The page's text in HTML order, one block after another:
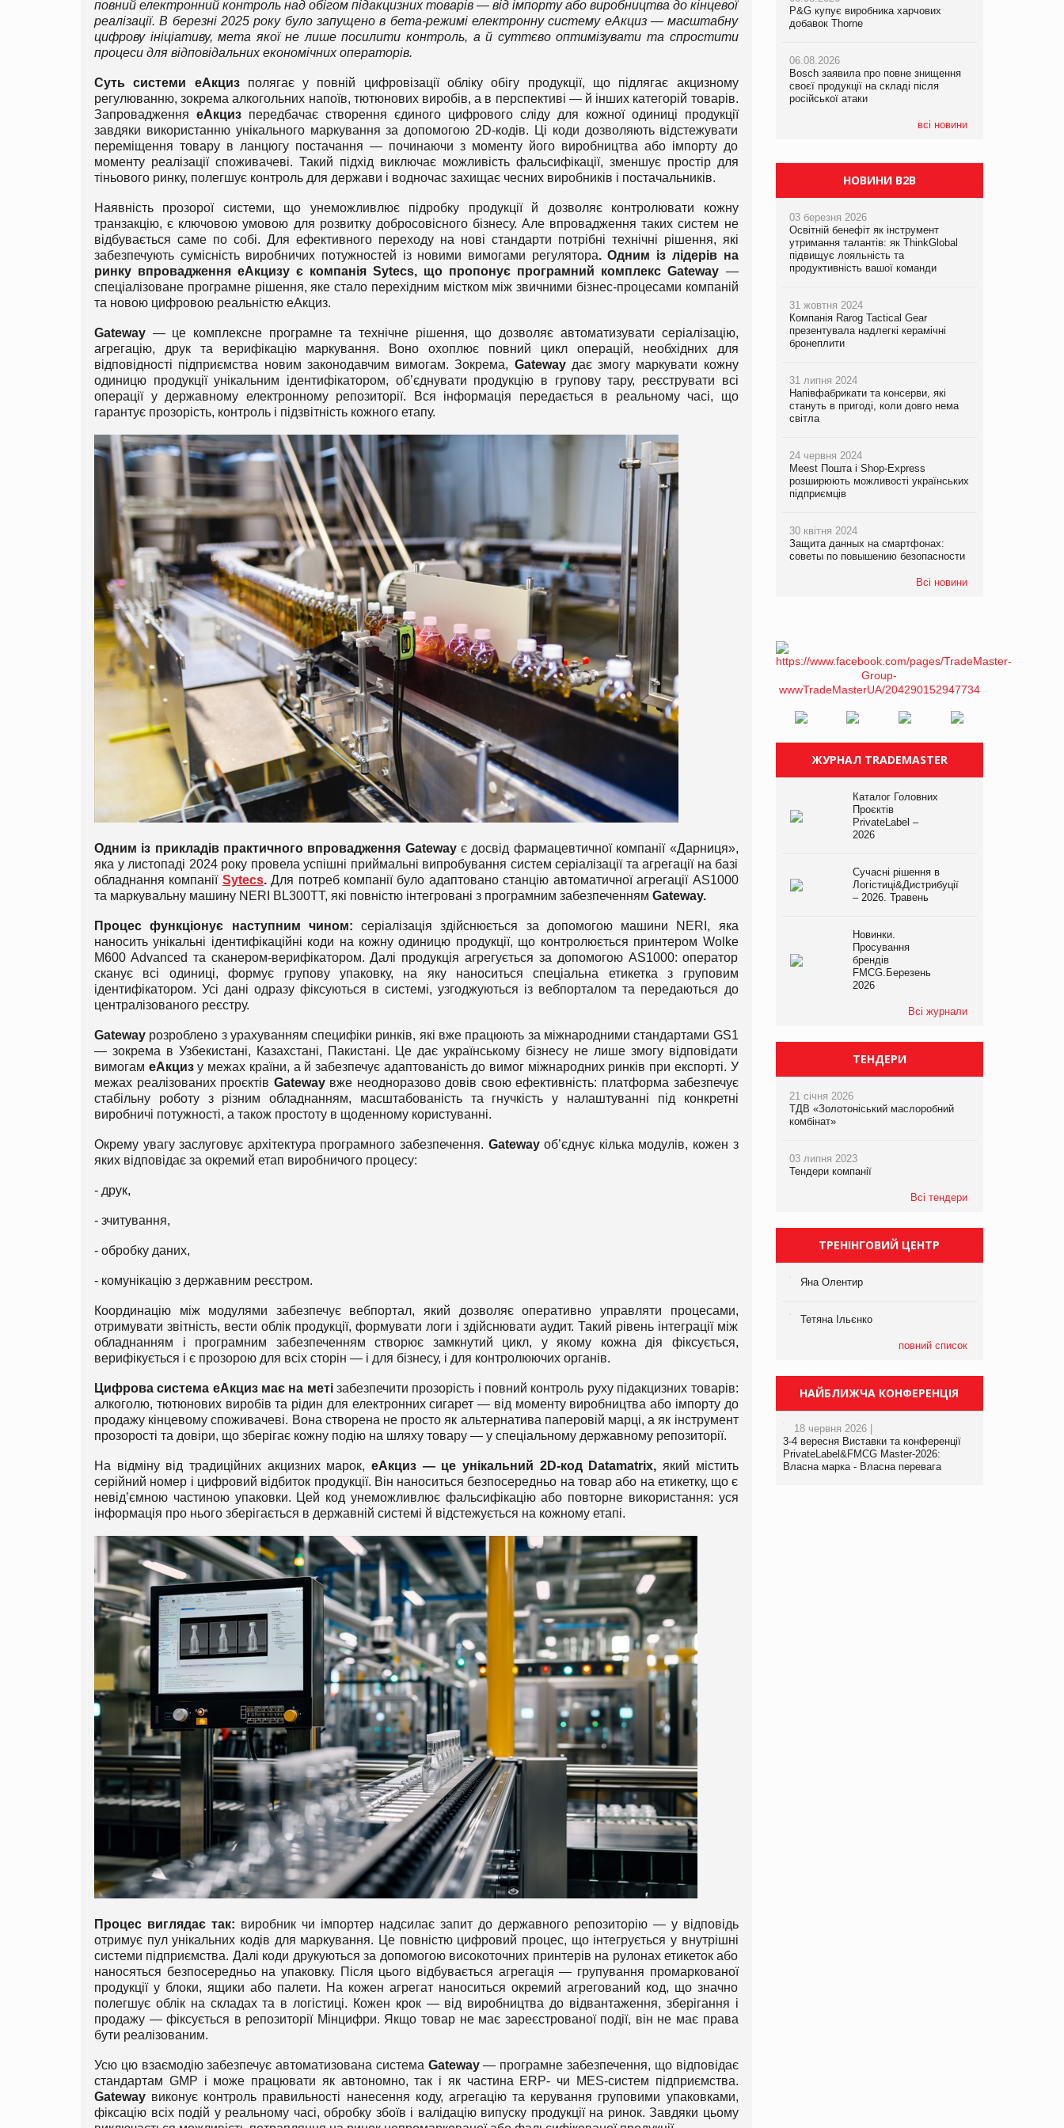
повний електронний контроль над обігом підакцизних товарів — від імпорту або виробництва до кінцевої
реалізації. В березні 2025 року було запущено в бета-режимі електронну систему еАкциз — масштабну
цифрову ініціативу, мета якої не лише посилити контроль, а й суттєво оптимізувати та спростити
процеси для відповідальних економічних операторів.
Суть системи еАкцизполягає у повній цифровізації обліку обігу продукції, що підлягає акцизному
регулюванню, зокрема алкогольних напоїв, тютюнових виробів, а в перспективі — й інших категорій товарів.
Запровадження еАкцизпередбачає створення єдиного цифрового сліду для кожної одиниці продукції
завдяки використанню унікального маркування за допомогою 2D-кодів. Ці коди дозволяють відстежувати
переміщення товару в ланцюгу постачання — починаючи з моменту його виробництва або імпорту до
моменту реалізації споживачеві. Такий підхід виключає можливість фальсифікації, зменшує простір для
тіньового ринку, полегшує контроль для держави і водночас захищає чесних виробників і постачальників.
Наявність прозорої системи, що унеможливлює підробку продукції й дозволяє контролювати кожну
транзакцію, є ключовою умовою для розвитку добросовісного бізнесу. Але впровадження таких систем не
відбувається саме по собі. Для ефективного переходу на нові стандарти потрібні технічні рішення, які
забезпечують сумісність виробничих потужностей із новими вимогами регулятора. Одним із лідерів на
ринку впровадження еАкцизу є компанія Sytecs, що пропонує програмний комплекс Gateway —
спеціалізоване програмне рішення, яке стало перехідним містком між звичними бізнес-процесами компаній
та новою цифровою реальністю еАкциз.
Gateway — це комплексне програмне та технічне рішення, що дозволяє автоматизувати серіалізацію,
агрегацію, друк та верифікацію маркування. Воно охоплює повний цикл операцій, необхідних для
відповідності підприємства новим законодавчим вимогам. Зокрема, Gatewayдає змогу маркувати кожну
одиницю продукції унікальним ідентифікатором, об’єднувати продукцію в групову тару, реєструвати всі
операції у державному електронному репозиторії. Вся інформація передається в реальному часі, що
гарантує прозорість, контроль і підзвітність кожного етапу.
Одним із прикладів практичного впровадження Gatewayє досвід фармацевтичної компанії «Дарниця»,
яка у листопаді 2024 року провела успішні приймальні випробування систем серіалізації та агрегації на базі
обладнання компанії Sytecs.Для потреб компанії було адаптовано станцію автоматичної агрегації AS1000
та маркувальну машину NERI BL300TT, які повністю інтегровані з програмним забезпеченням Gateway.
Процес функціонує наступним чином: серіалізація здійснюється за допомогою машини NERI, яка
наносить унікальні ідентифікаційні коди на кожну одиницю продукції, що контролюється принтером Wolke
M600 Advanced та сканером-верифікатором. Далі продукція агрегується за допомогою AS1000: оператор
сканує всі одиниці, формує групову упаковку, на яку наноситься спеціальна етикетка з груповим
ідентифікатором. Усі дані одразу фіксуються в системі, узгоджуються із вебпорталом та передаються до
централізованого реєстру.
Gateway розроблено з урахуванням специфіки ринків, які вже працюють за міжнародними стандартами GS1
— зокрема в Узбекистані, Казахстані, Пакистані. Це дає українському бізнесу не лише змогу відповідати
вимогам еАкцизу межах країни, а й забезпечує адаптованість до вимог міжнародних ринків при експорті. У
межах реалізованих проєктів Gatewayвже неодноразово довів свою ефективність: платформа забезпечує
стабільну роботу з різним обладнанням, масштабованість та гнучкість у налаштуванні під конкретні
виробничі потужності, а також простоту в щоденному користуванні.
Окрему увагу заслуговує архітектура програмного забезпечення. Gatewayоб’єднує кілька модулів, кожен з
яких відповідає за окремий етап виробничого процесу:
- друк,
- зчитування,
- обробку даних,
- комунікацію з державним реєстром.
Координацію між модулями забезпечує вебпортал, який дозволяє оперативно управляти процесами,
отримувати звітність, вести облік продукції, формувати логи і здійснювати аудит. Такий рівень інтеграції між
обладнанням і програмним забезпеченням створює замкнутий цикл, у якому кожна дія фіксується,
верифікується і є прозорою для всіх сторін — і для бізнесу, і для контролюючих органів.
Цифрова система еАкциз має на метізабезпечити прозорість і повний контроль руху підакцизних товарів:
алкоголю, тютюнових виробів та рідин для електронних сигарет — від моменту виробництва або імпорту до
продажу кінцевому споживачеві. Вона створена не просто як альтернатива паперовій марці, а як інструмент
прозорості та довіри, що зберігає кожну подію на шляху товару — у спеціальному державному репозиторії.
На відміну від традиційних акцизних марок, еАкциз — це унікальний 2D-код Datamatrix, який містить
серійний номер і цифровий відбиток продукції. Він наноситься безпосередньо на товар або на етикетку, що є
невід’ємною частиною упаковки. Цей код унеможливлює фальсифікацію або повторне використання: уся
інформація про нього зберігається в державній системі й відстежується на кожному етапі.
Процес виглядає так: виробник чи імпортер надсилає запит до державного репозиторію — у відповідь
отримує пул унікальних кодів для маркування. Це повністю цифровий процес, що інтегрується у внутрішні
системи підприємства. Далі коди друкуються за допомогою високоточних принтерів на рулонах етикеток або
наносяться безпосередньо на упаковку. Після цього відбувається агрегація — групування промаркованої
продукції у блоки, ящики або палети. На кожен агрегат наноситься окремий агрегований код, що значно
полегшує облік на складах та в логістиці. Кожен крок — від виробництва до відвантаження, зберігання і
продажу — фіксується в репозиторії Мінцифри. Якщо товар не має зареєстрованої події, він не має права
бути реалізованим.
Усю цю взаємодію забезпечує автоматизована система Gateway— програмне забезпечення, що відповідає
стандартам GMP і може працювати як автономно, так і як частина ERP- чи MES-систем підприємства.
Gateway виконує контроль правильності нанесення коду, агрегацію та керування груповими упаковками,
фіксацію всіх подій у реальному часі, обробку збоїв і валідацію випуску продукції на ринок. Завдяки цьому
P&G купує виробника харчових
добавок Thorne
06.08.2026
Bosch заявила про повне знищення
своєї продукції на складі після
російської атаки
всі новини
у VARUS з’явилися новинки від ТМ
ТОКЕРИ
Сергій Лісунов про заморожені
P&G купує виробника харчових
добавок Thorne
06.08.2026
Bosch заявила про повне знищення
своєї продукції на складі після
російської атаки
НОВИНИ B2B
03 березня 2026
Освітній бенефіт як інструмент
утримання талантів: як ThinkGlobal
підвищує лояльність та
продуктивність вашої команди
31 жовтня 2024
Компанія Rarog Tactical Gear
презентувала надлегкі керамічні
бронеплити
31 липня 2024
Напівфабрикати та консерви, які
стануть в пригоді, коли довго нема
світла
24 червня 2024
Meest Пошта і Shop-Express
розширюють можливості українських
підприємців
30 квітня 2024
Защита данных на смартфонах:
советы по повышению безопасности
Всі новини
ЖУРНАЛ TRADEMASTER
Каталог Головних
Проєктів
PrivateLabel –
2026
Сучасні рішення в
Логістиці&Дистрибуції
– 2026. Травень
Новинки.
Просування
брендів
FMCG.Березень
2026
Всі журнали
ТЕНДЕРИ
21 січня 2026
ТДВ «Золотоніський маслоробний
комбінат»
03 липня 2023
Тендери компанії
Всі тендери
ТРЕНІНГОВИЙ ЦЕНТР
Яна Олентир
Тетяна Ільєнко
повний список
НАЙБЛИЖЧА КОНФЕРЕНЦІЯ
18 червня 2026 |
3-4 вересня Виставки та конференції
PrivateLabel&FMCG Master-2026:
Власна марка - Власна перевага